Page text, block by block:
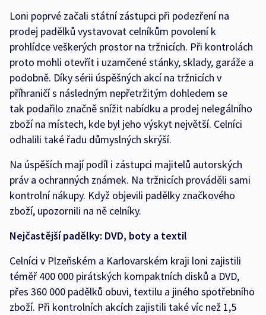
Loni poprvé začali státní zástupci při podezření na
prodej padělků vystavovat celníkům povolení k
prohlídce veškerých prostor na tržnicích. Při kontrolách
proto mohli otevřít i uzamčené stánky, sklady, garáže a
podobně. Díky sérii úspěšných akcí na tržnicích v
příhraničí s následným nepřetržitým dohledem se
tak podařilo značně snížit nabídku a prodej nelegálního
zboží na místech, kde byl jeho výskyt největší. Celníci
odhalili také řadu důmyslných skrýší.
Na úspěších mají podíl i zástupci majitelů autorských
práv a ochranných známek. Na tržnicích prováděli sami
kontrolní nákupy. Když objevili padělky značkového
zboží, upozornili na ně celníky.
Nejčastější padělky: DVD, boty a textil
Celníci v Plzeňském a Karlovarském kraji loni zajistili
téměř 400 000 pirátských kompaktních disků a DVD,
přes 360 000 padělků obuvi, textilu a jiného spotřebního
zboží. Při kontrolních akcích zajistili také víc než 1,5